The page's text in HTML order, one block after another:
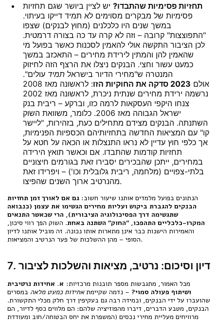
תחזיות פסימיות שהתבדו? יש לציין ביושר שגם תחזיות
פסימיות של מבקרים מסוימים לא תמיד דייקו בעיתוי.
במשך שנים היו כלכלנים (מחוץ לבנקים) שצפו
"התפוצצות" קרובה – וזה לא קרה עד כה בצורה דרמטית.
לכן הציבור התקשה אולי להאמין לסכנות כאשר בפועל מי
שהאמין להן והמתין לירידת מחירים – התאכזב במשך
כמעט עשור וחצי. הבנקים ניצלו את הרצף הזה לחיזוק
המנטרה ש"מחירי הדיור בישראל תמיד עולים".
אולם 2023 סדקה את החוקיות הזו
: לראשונה מאז 2008
נרשמה ירידת מחירים שנתית ניכרת, לראשונה מאז 2002
צנחו היקפי העסקאות לרמה כזו, וברקע – ריבית בנק
ישראל הגבוהה מאז 2006. כלומר, משוואת השוק
השתנתה. הבנקים מצידם מתחילים כעת, בזהירות, "ליישר
קו" עם המציאות החדשה בתחזיותיהם הכספיות הפנימיות,
אך כלפי חוץ עדיין לא נראו התנצלות או הכאה על חטא על
תחזיות קודמות שהתבדו. אם וכאשר תואץ הירידה
במחירים, ייתכן שהבכירים יסבירו זאת בגורמים חיצוניים
בלתי-צפויים (מלחמה, ריבית גלובלית וכו') – ויפרידו זאת
מהנרטיב ארוך השנים שהפיצו.
הנתונים בפועל מלמדים אותנו שיעור חשוב: גם אם לאורך זמן תחזיות
הבנקים להגברת ביקוש ועליות מחירים הגשימו את עצמן (כנבואה
שתגשימה דרך הפסיכולוגיה הציבורית), הרי שכאשר התנאים
המקרו-כלכליים התהפכו, "החוק" השתנה באחת. השוק הפך רווי סיכון,
והאמירות הישנות כבר אינן מתארות אותו נכונה. זה מוביל אותנו לדיון
הסופי – מהן ההשלכות של פער הנרטיב והמציאות.
7. דיון וסיכום: נרטיב, מציאות והשלכות לציבור
מכל האמור, מתגבשות מספר תובנות מרכזיות: א. אחידות נרטיבית
ושיתוף פעולה סמוי? – נדמה שקיימתאחידות כמעט מלאה במסרים
שהועברו על ידי הבנקים, ובמידה רבה גם בעקיפין דרך חלק מכלי התקשורת.
הבנקים, מטבע הדברים, דיברו מהפוזיציה שלהם: הם מלווים כסף לדיור, הם
מרוויחים מעליית מחירי נכסים (המשפרת את יחס הבטוחה/חוב ומעודדת